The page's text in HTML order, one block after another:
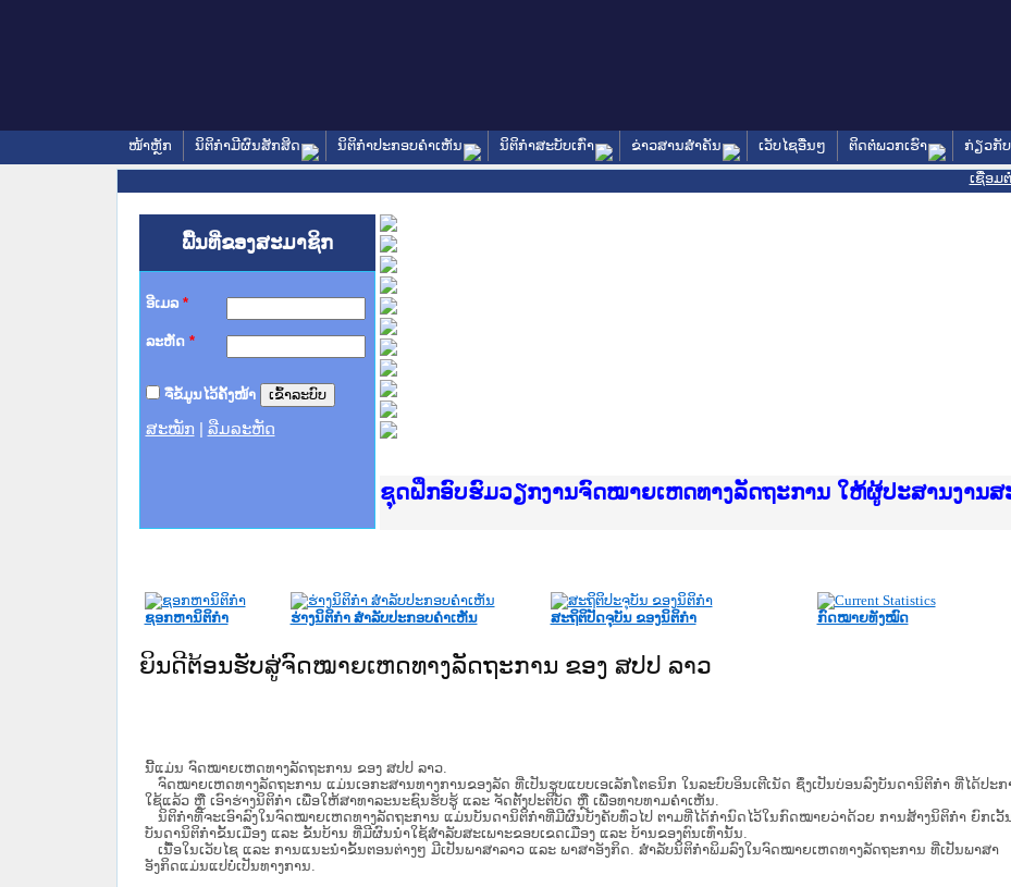
ໜ້າຫຼັກ ນິຕິກໍາມີຜົນສັກສິດ ນິຕິກໍາປະກອບຄໍາເຫັນ ນິຕິກໍາສະບັບເກົ່າ ຂ່າວສານສໍາຄັນ ເວັບໄຊອື່ນໆ ຕິດຕໍ່ພວກເຮົາ ກ່ຽວກັ
ເຊື່ອມ
ພື້ນທີ່ຂອງສະມາຊິກ
ອີເມລ *
ລະຫັດ *
ຈື່ຂໍ້ມູນໄວ້ຄັ້ງໜ້າ
ສະໝັກ ລືມລະຫັດ
Ministry of Justice Lao PDR
ເຜີຍແຜ່ວັບໄຊຈົດໝາຍເຫດທາງລັດຖະການ ແລະ ແອັບກົດໝາຍລາວ ທີ່
ກະຊວງຍຸຕິທຳ
ຊຸດຝຶກອົບຮົມວຽກງານຈົດໝາຍເຫດທາງລັດຖະການ ໃຫ້ຜູ້ປະສານງານ
ກອງປະຊຸມທົບທວນຄືນການຈັດຕັ້ງປະຕິບັດວຽກງານຈົດໝາຍເຫດທາງລັດ
ຝຶກອົບຮົມ ຜູ່ປະສານງານວຽກງານຈົດໝາຍເຫດທາງລັດຖະການ ສຳລັບ
ຝຶກອົບຮົມ ຜູ່ປະສານງານວຽກງານຈົດໝາຍເຫດທາງລັດຖະການ ສຳລັບ
ເຜີຍແຜ່ແອັບກົດໝາຍລາວ ແລະ ເວັບໄຊຈົດໝາຍເຫດທາງລັດຖະການ
ເຜີຍແຜ່ແອັບກົດໝາຍລາວ ແລະ ເວັບໄຊຈົດໝາຍເຫດທາງລັດຖະການ
ຍົກລະດັບວຽກງານຈົດໝາຍເຫດທາງລັດຖະການໃຫ້ຜູ້ປະສານງານຂັ້ນແ
ຊຸດຝຶກອົບຮົມວຽກງານຈົດໝາຍເຫດທາງລັດຖະການ ໃຫ້ຜູ້ປະສານງານສ
ຊອກຫານິຕິກໍາ ຮ່າງນິຕິກໍາ ສໍາລັບປະກອບຄໍາເຫັນ ສະຖິຕິປັດຈຸບັນ ຂອງນິຕິກໍາ ກົດໝາຍທັງໝົດ
ຍິນດີຕ້ອນຮັບສູ່ຈົດໝາຍເຫດທາງລັດຖະການ ຂອງ ສປປ ລາວ
ນີ້ແມ່ນ ຈົດໝາຍເຫດທາງລັດຖະການ ຂອງ ສປປ ລາວ.
ຈົດໝາຍເຫດທາງລັດຖະການ ແມ່ນ​ເອ​ກະ​ສານ​ທາງ​ການ​ຂອງ​ລັດ ທີ່​ເປັນ​ຮູບ​ແບບ​ເອ​ເລັກ​ໂຕ​ຣ​ນິກ ໃນ​ລະ​ບົບ​ອິນ​ເຕີ​ເນັດ ຊຶ່ງ​ເປັນ​ບ່ອນ​ລົງ​ບັນ​ດາ​ນິ​ຕິ​ກຳ ທີ່ໄດ້ປະກ
ໃຊ້ແລ້ວ ຫຼື ເອົາຮ່າງນິຕິກໍາ ເພື່ອໃຫ້​ສາ​ທາ​ລະ​ນະ​ຊົນ​ຮັບ​ຮູ້ ແລະ ຈັດ​ຕັ້ງ​ປະ​ຕິ​ບັດ ຫຼື ເພື່ອທາບທາມຄໍາເຫັນ.
ນິ​ຕິ​ກຳ​ທີ່​ຈະ​ເອົາ​ລົງ​ໃນ​ຈົດ​ໝາຍ​ເຫດ​ທາງ​ລັດ​ຖະ​ການ ​ແມ່ນ​ບັນ​ດາ​ນິ​ຕິ​ກຳ​ທີ່​ມີ​ຜົນ​ບັງ​ຄັບ​ທົ່ວ​ໄປ ຕາມ​ທີ່​ໄດ້​ກຳ​ນົດ​ໄວ້​ໃນ​ກົດ​ໝາຍ​ວ່າ​ດ້ວຍ​ ການ​ສ້າງ​ນິ​ຕິ​ກຳ ຍົກ​ເວັ້
ບັນ​ດານິ​ຕິ​ກຳ​ຂັ້ນ​ເມືອງ ແລະ ຂັ້ນ​ບ້ານ ​ທີ່​ມີ​ຜົນ​ນຳ​ໃຊ້​ສຳ​ລັບ​ສະ​ເພາະ​ຂອບ​ເຂດ​ເມືອງ ແລະ ບ້ານ​ຂອງ​ຕົນ​ເທົ່າ​ນັ້ນ.
ເນື້ອໃນ​ເວັບ​ໄຊ​ ແລະ ການແນະນໍາຂັ້ນຕອນຕ່າງໆ ມີເປັນພາສາລາວ ແລະ ພາສາອັງກິດ. ສໍາລັບນິຕິກຳພິມລົງໃນຈົດໝາຍເຫດທາງລັດຖະການ ທີ່ເປັນພາສາ
ອັງກິດແມ່ນແປບໍ່ເປັນທາງການ.